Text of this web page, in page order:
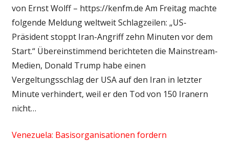
von Ernst Wolff – https://kenfm.de Am Freitag machte
folgende Meldung weltweit Schlagzeilen: „US-
Präsident stoppt Iran-Angriff zehn Minuten vor dem
Start.“ Übereinstimmend berichteten die Mainstream-
Medien, Donald Trump habe einen
Vergeltungsschlag der USA auf den Iran in letzter
Minute verhindert, weil er den Tod von 150 Iranern
nicht…
Venezuela: Basisorganisationen fordern